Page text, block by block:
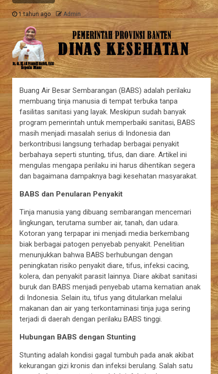
1 tahun ago Admin
Buang Air Besar Sembarangan (BABS) adalah perilaku
membuang tinja manusia di tempat terbuka tanpa
fasilitas sanitasi yang layak. Meskipun sudah banyak
program pemerintah untuk memperbaiki sanitasi, BABS
masih menjadi masalah serius di Indonesia dan
berkontribusi langsung terhadap berbagai penyakit
berbahaya seperti stunting, tifus, dan diare. Artikel ini
mengulas mengapa perilaku ini harus dihentikan segera
dan bagaimana dampaknya bagi kesehatan masyarakat.
BABS dan Penularan Penyakit
Tinja manusia yang dibuang sembarangan mencemari
lingkungan, terutama sumber air, tanah, dan udara.
Kotoran yang terpapar ini menjadi media berkembang
biak berbagai patogen penyebab penyakit. Penelitian
menunjukkan bahwa BABS berhubungan dengan
peningkatan risiko penyakit diare, tifus, infeksi cacing,
kolera, dan penyakit parasit lainnya. Diare akibat sanitasi
buruk dan BABS menjadi penyebab utama kematian anak
di Indonesia. Selain itu, tifus yang ditularkan melalui
makanan dan air yang terkontaminasi tinja juga sering
terjadi di daerah dengan perilaku BABS tinggi.
Hubungan BABS dengan Stunting
Stunting adalah kondisi gagal tumbuh pada anak akibat
kekurangan gizi kronis dan infeksi berulang. Salah satu